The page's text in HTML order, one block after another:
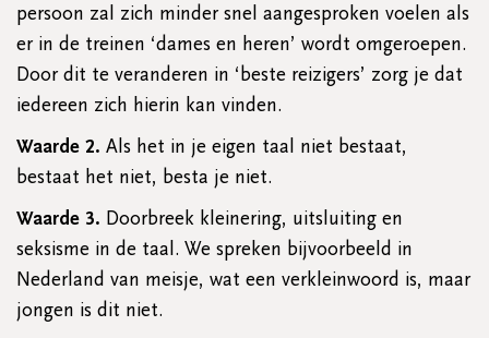
persoon zal zich minder snel aangesproken voelen als
er in de treinen ‘dames en heren’ wordt omgeroepen.
Door dit te veranderen in ‘beste reizigers’ zorg je dat
iedereen zich hierin kan vinden.
Waarde 2. Als het in je eigen taal niet bestaat,
bestaat het niet, besta je niet.
Waarde 3. Doorbreek kleinering, uitsluiting en
seksisme in de taal. We spreken bijvoorbeeld in
Nederland van meisje, wat een verkleinwoord is, maar
jongen is dit niet.